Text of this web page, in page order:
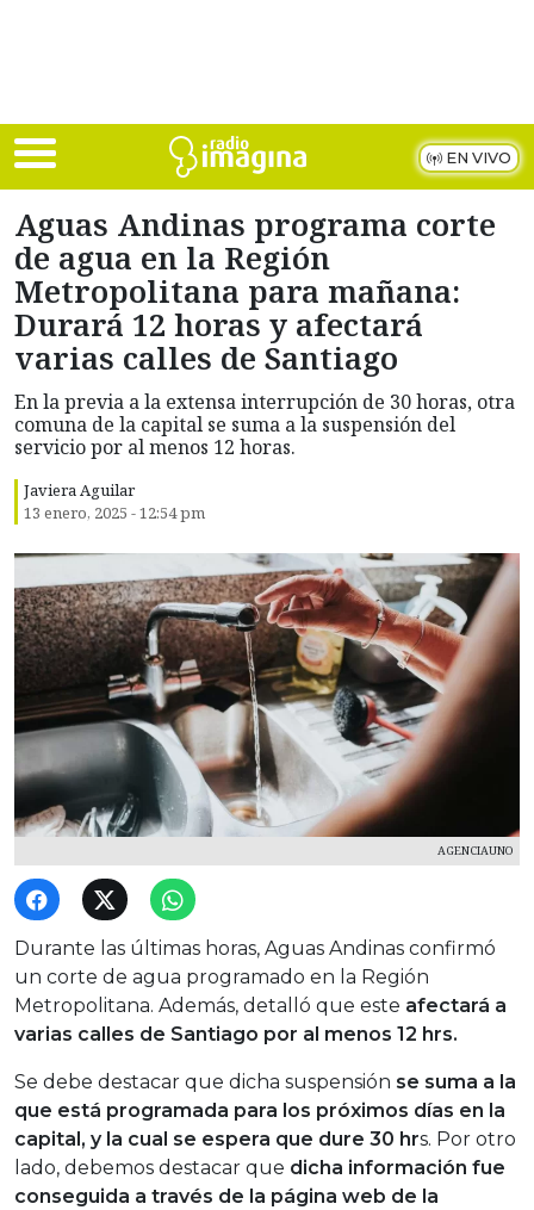
EN VIVO
Aguas Andinas programa corte
de agua en la Región
Metropolitana para mañana:
Durará 12 horas y afectará
varias calles de Santiago
En la previa a la extensa interrupción de 30 horas, otra
comuna de la capital se suma a la suspensión del
servicio por al menos 12 horas.
Javiera Aguilar
13 enero, 2025 - 12:54 pm
AGENCIAUNO
Durante las últimas horas, Aguas Andinas confirmó
un corte de agua programado en la Región
Metropolitana. Además, detalló que este afectará a
varias calles de Santiago por al menos 12 hrs.
Se debe destacar que dicha suspensión se suma a la
que está programada para los próximos días en la
capital, y la cual se espera que dure 30 hrs. Por otro
lado, debemos destacar que dicha información fue
conseguida a través de la página web de la